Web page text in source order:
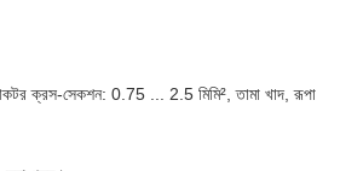
ক্রস-সেকশন: 0.75 ... 2.5 মিমি², তামা খাদ, রূপা